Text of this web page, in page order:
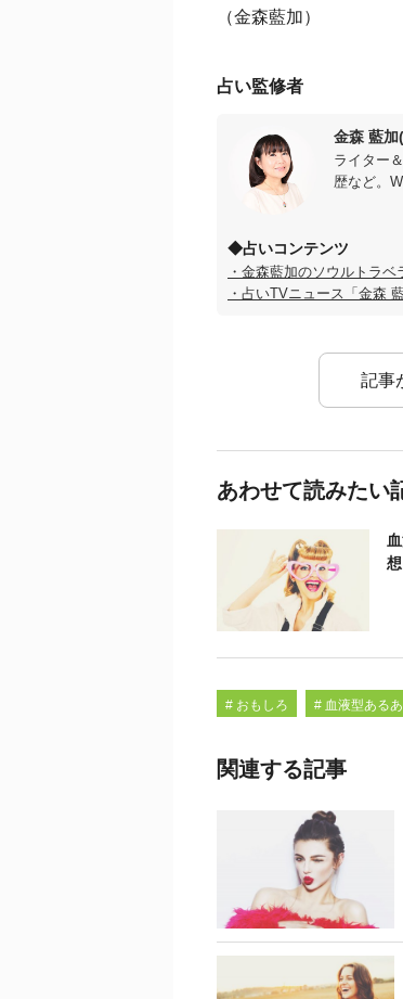
（金森藍加）
占い監修者
金森 藍加
ライター
歴など。
◆占いコンテンツ
・金森藍加のソウルトラベ
・占いTVニュース「金森 藍
記事
あわせて読みたい
# おもしろ # 血液型ある
関連する記事